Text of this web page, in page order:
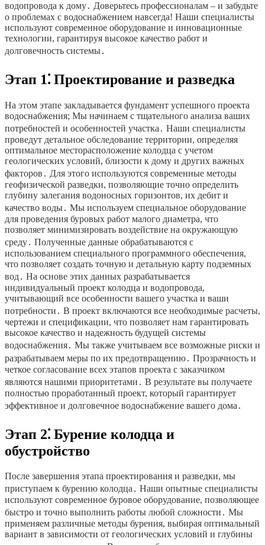
водопровода к дому․ Доверьтесь профессионалам – и забудьте
о проблемах с водоснабжением навсегда! Наши специалисты
используют современное оборудование и инновационные
технологии, гарантируя высокое качество работ и
долговечность системы․
Этап 1⁚ Проектирование и разведка
На этом этапе закладывается фундамент успешного проекта
водоснабжения; Мы начинаем с тщательного анализа ваших
потребностей и особенностей участка․ Наши специалисты
проведут детальное обследование территории, определяя
оптимальное месторасположение колодца с учетом
геологических условий, близости к дому и других важных
факторов․ Для этого используются современные методы
геофизической разведки, позволяющие точно определить
глубину залегания водоносных горизонтов, их дебит и
качество воды․ Мы используем специальное оборудование
для проведения буровых работ малого диаметра, что
позволяет минимизировать воздействие на окружающую
среду․ Полученные данные обрабатываются с
использованием специального программного обеспечения,
что позволяет создать точную и детальную карту подземных
вод․ На основе этих данных разрабатывается
индивидуальный проект колодца и водопровода,
учитывающий все особенности вашего участка и ваши
потребности․ В проект включаются все необходимые расчеты,
чертежи и спецификации, что позволяет нам гарантировать
высокое качество и надежность будущей системы
водоснабжения․ Мы также учитываем все возможные риски и
разрабатываем меры по их предотвращению․ Прозрачность и
четкое согласование всех этапов проекта с заказчиком
являются нашими приоритетами․ В результате вы получаете
полностью проработанный проект, который гарантирует
эффективное и долговечное водоснабжение вашего дома․
Этап 2⁚ Бурение колодца и
обустройство
После завершения этапа проектирования и разведки, мы
приступаем к бурению колодца․ Наши опытные специалисты
используют современное буровое оборудование, позволяющее
быстро и точно выполнить работы любой сложности․ Мы
применяем различные методы бурения, выбирая оптимальный
вариант в зависимости от геологических условий и глубины